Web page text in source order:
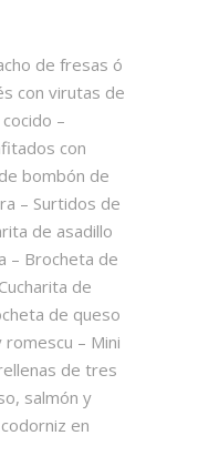
de fresas ó
con virutas de
–
con
bombón de
– Surtidos de
de asadillo
– Brocheta de
de
de queso
– Mini
de tres
salmón y
en